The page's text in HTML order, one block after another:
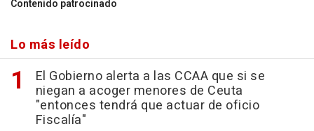
Contenido patrocinado
Lo más leído
El Gobierno alerta a las CCAA que si se
niegan a acoger menores de Ceuta
"entonces tendrá que actuar de oficio
Fiscalía"